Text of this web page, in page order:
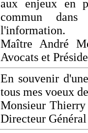
aux enjeux en
commun
l'information.
Maître André
Avocats et
En souvenir
tous mes voeux
Monsieur
Directeur